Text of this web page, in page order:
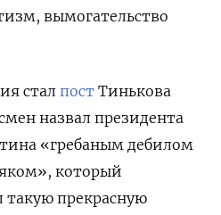
вымогательство
стал пост Тинькова
назвал президента
«гребаным дебилом
который
прекрасную